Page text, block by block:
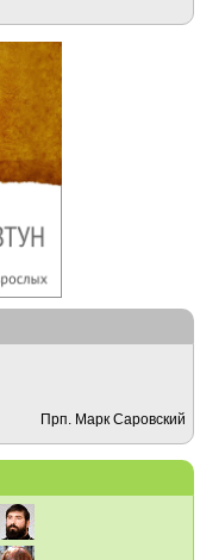
Прп. Марк Саровский